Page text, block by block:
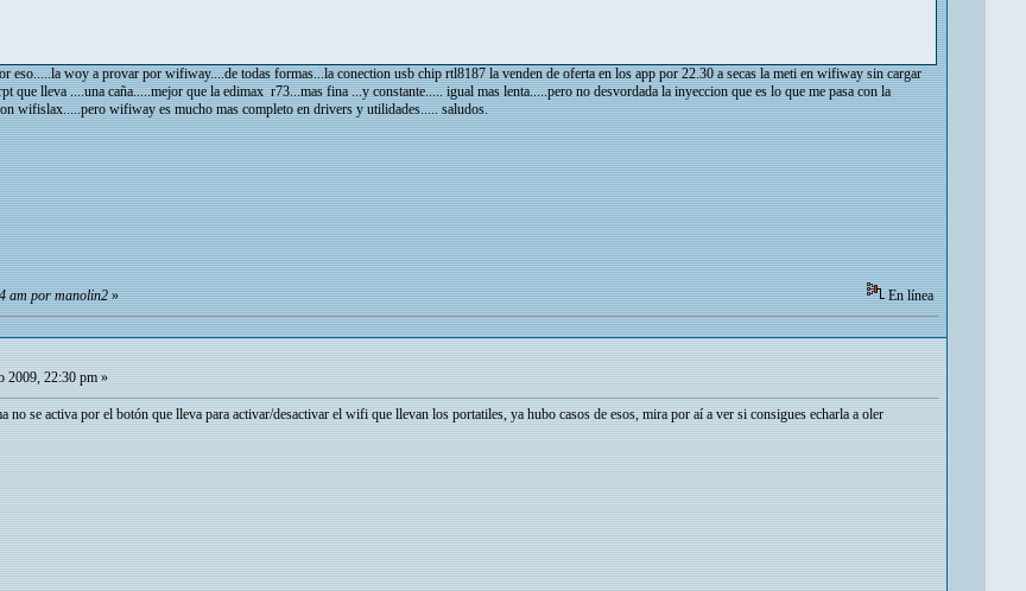
eso.....la woy a provar por wifiway....de todas formas...la conection usb chip rtl8187 la venden de oferta en los app por 22.30 a secas la meti en wifiway sin cargar
que lleva ....una caña.....mejor que la edimax r73...mas fina ...y constante..... igual mas lenta.....pero no desvordada la inyeccion que es lo que me pasa con la
wifislax.....pero wifiway es mucho mas completo en drivers y utilidades..... saludos.
am por manolin2» En línea
2009, 22:30 pm »
no se activa por el botón que lleva para activar/desactivar el wifi que llevan los portatiles, ya hubo casos de esos, mira por aí a ver si consigues echarla a oler